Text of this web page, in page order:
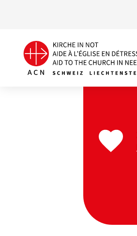
Moldau